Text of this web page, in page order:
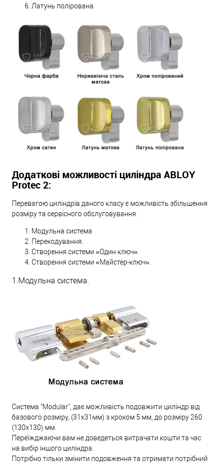
Латунь полірована
Додаткові можливості циліндра ABLOY
Protec 2:
Перевагою циліндрів даного класу є можливість збільшення
розміру та сервісного обслуговування.
Модульна система
Перекодування.
Створення системи «Один ключ».
Створення системи «Майстер-ключ».
1.Модульна система.
Система "Modular", дає можливість подовжити циліндр від
базового розміру, (31х31мм) з кроком 5 мм, до розміру 260
(130х130) мм.
Переїжджаючи вам не доведеться витрачати кошти та час
на вибір іншого циліндра.
Потрібно тільки змінити подовження та отримати потрібний